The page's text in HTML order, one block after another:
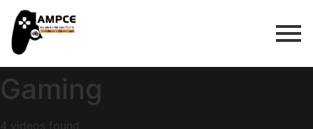
Gaming
4 videos found